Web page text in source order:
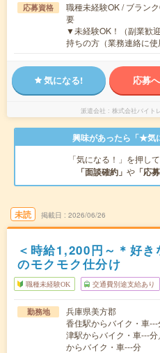
応募資格
職種未経験OK / ブラン
要
▼未経験OK！（副業歓
持ちの方（業務連絡に
気になる! 応募
派遣会社 株式会社バイト
興味があったら「★気
「気になる！」を押し
「面談確約」 や 「応
未読 掲載日 2026/06/26
＜時給1,200円～＊好
のモクモク仕分け
職種未経験OK 交通費別途支給あり
勤務地
兵庫県美方郡
香住駅からバイク・車
津駅からバイク・車---
からバイク・車---分